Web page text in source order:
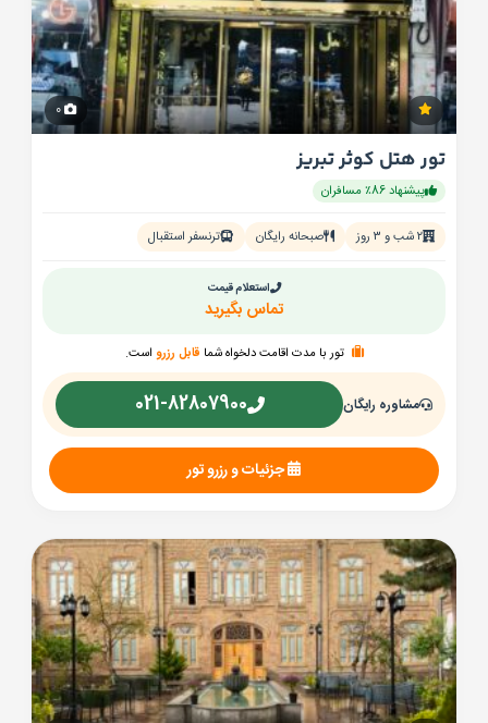
0
تور هتل کوثر تبریز
پیشنهاد 86٪ مسافران
۲ شب و ۳ روز صبحانه رایگان ترنسفر استقبال
استعلام قیمت
تماس بگیرید
تور با مدت اقامت دلخواه شما قابل رزرو است.
مشاوره رایگان 021-82807900
جزئیات و رزرو تور